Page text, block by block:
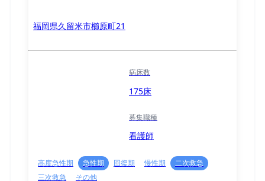
福岡県久留米市櫛原町21
病床数
175床
募集職種
看護師
高度急性期 急性期 回復期 慢性期
二次救急
三次救急
その他